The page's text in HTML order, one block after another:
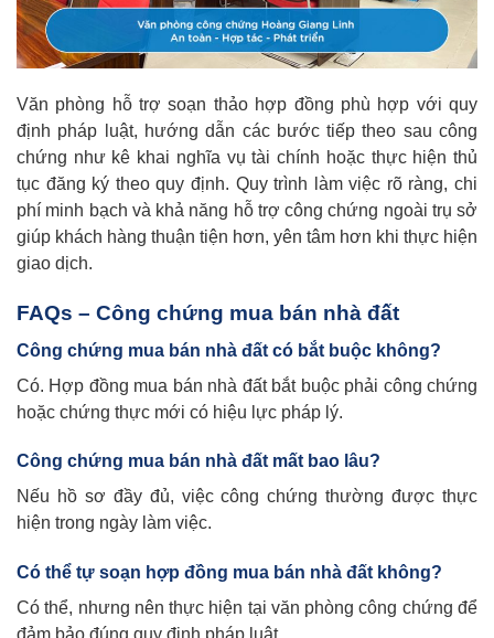
Văn phòng hỗ trợ soạn thảo hợp đồng phù hợp với quy
định pháp luật, hướng dẫn các bước tiếp theo sau công
chứng như kê khai nghĩa vụ tài chính hoặc thực hiện thủ
tục đăng ký theo quy định. Quy trình làm việc rõ ràng, chi
phí minh bạch và khả năng hỗ trợ công chứng ngoài trụ sở
giúp khách hàng thuận tiện hơn, yên tâm hơn khi thực hiện
giao dịch.
FAQs – Công chứng mua bán nhà đất
Công chứng mua bán nhà đất có bắt buộc không?
Có. Hợp đồng mua bán nhà đất bắt buộc phải công chứng
hoặc chứng thực mới có hiệu lực pháp lý.
Công chứng mua bán nhà đất mất bao lâu?
Nếu hồ sơ đầy đủ, việc công chứng thường được thực
hiện trong ngày làm việc.
Có thể tự soạn hợp đồng mua bán nhà đất không?
Có thể, nhưng nên thực hiện tại văn phòng công chứng để
đảm bảo đúng quy định pháp luật.